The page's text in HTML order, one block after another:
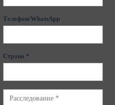
Телефон/WhatsApp
Страна *